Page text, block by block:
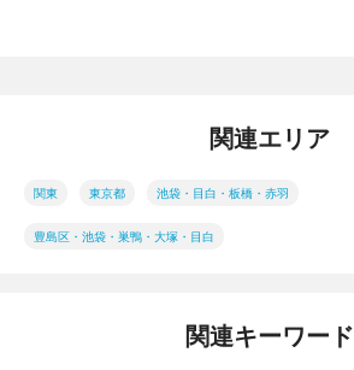
関連エリア
関東 東京都 池袋・目白・板橋・赤羽
豊島区・池袋・巣鴨・大塚・目白
関連キーワード